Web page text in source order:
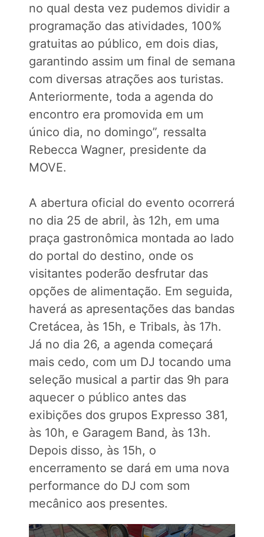
no qual desta vez pudemos dividir a
programação das atividades, 100%
gratuitas ao público, em dois dias,
garantindo assim um final de semana
com diversas atrações aos turistas.
Anteriormente, toda a agenda do
encontro era promovida em um
único dia, no domingo”, ressalta
Rebecca Wagner, presidente da
MOVE.
A abertura oficial do evento ocorrerá
no dia 25 de abril, às 12h, em uma
praça gastronômica montada ao lado
do portal do destino, onde os
visitantes poderão desfrutar das
opções de alimentação. Em seguida,
haverá as apresentações das bandas
Cretácea, às 15h, e Tribals, às 17h.
Já no dia 26, a agenda começará
mais cedo, com um DJ tocando uma
seleção musical a partir das 9h para
aquecer o público antes das
exibições dos grupos Expresso 381,
às 10h, e Garagem Band, às 13h.
Depois disso, às 15h, o
encerramento se dará em uma nova
performance do DJ com som
mecânico aos presentes.